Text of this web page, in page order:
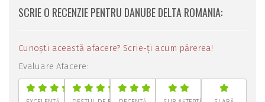
SCRIE O RECENZIE PENTRU DANUBE DELTA ROMANIA:
Cunoști această afacere? Scrie-ți acum părerea!
Evaluare Afacere: